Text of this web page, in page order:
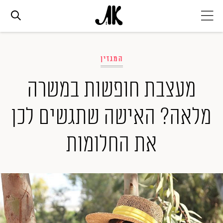
אופנה
ביוטי
סלבס
ערוצים נוספים
המגזין
המגזין
מעצבת חופשות במשרה
מלאה? האישה שתגשים לכן
את החלומות